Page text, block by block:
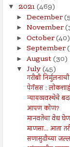
▼ 2021(469)
► December
► November
► October(40)
► September
► August(30)
▼ July(45)
गरीबी
पेगॅसस :
न्यायव्यवस्थेचे
आपण कोण?
मानवतेचा वेध
माणसा... आता
सणासुदीच्या